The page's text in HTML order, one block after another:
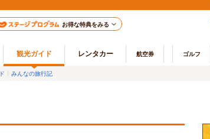
お得な特典をみる
観光ガイド レンタカー 航空券 ゴルフ
みんなの旅行記